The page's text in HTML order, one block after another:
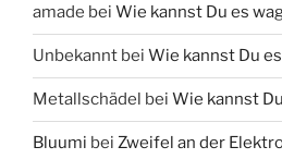
amade bei Wie kannst Du es
Unbekannt bei Wie kannst Du
Metallschädel bei Wie kannst
Bluumi bei Zweifel an der